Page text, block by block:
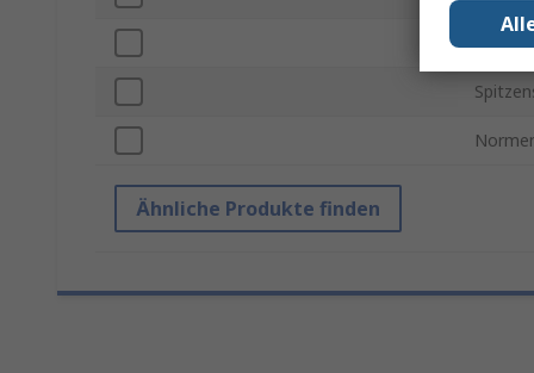
Ähnliche Produkte finden